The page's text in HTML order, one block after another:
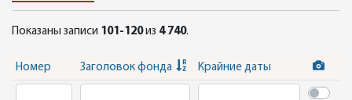
Показаны записи 101-120из 4 740.
Номер Заголовок фонда Крайние даты